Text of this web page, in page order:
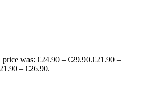
was: €24.90 – €29.90.€21.90 –
– €26.90.